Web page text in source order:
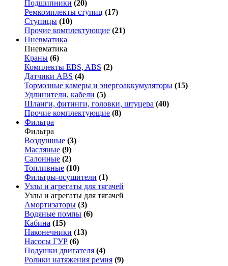
Подшипники (20)
Ремкомплекты ступиц (17)
Ступицы (10)
Прочие комплектующие (21)
Пневматика
Пневматика
Краны (6)
Комплекты EBS, ABS (2)
Датчики ABS (4)
Тормозные камеры и энергоаккумуляторы (15)
Удлинители, кабели (5)
Шланги, фитинги, головки, штуцера (40)
Прочие комплектующие (8)
Фильтра
Фильтра
Воздушные (3)
Масляные (9)
Салонные (2)
Топливные (10)
Фильтры-осушители (1)
Узлы и агрегаты для тягачей
Узлы и агрегаты для тягачей
Амортизаторы (3)
Водяные помпы (6)
Кабина (15)
Наконечники (13)
Насосы ГУР (6)
Подушки двигателя (4)
Ролики натяжения ремня (9)